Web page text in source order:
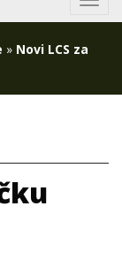
» Novi LCS za